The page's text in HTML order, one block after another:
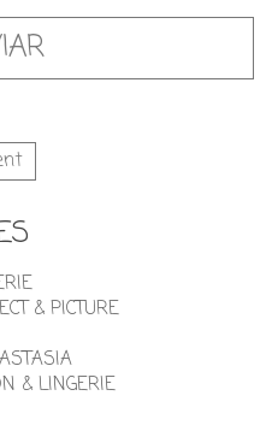
& PICTURE
& LINGERIE